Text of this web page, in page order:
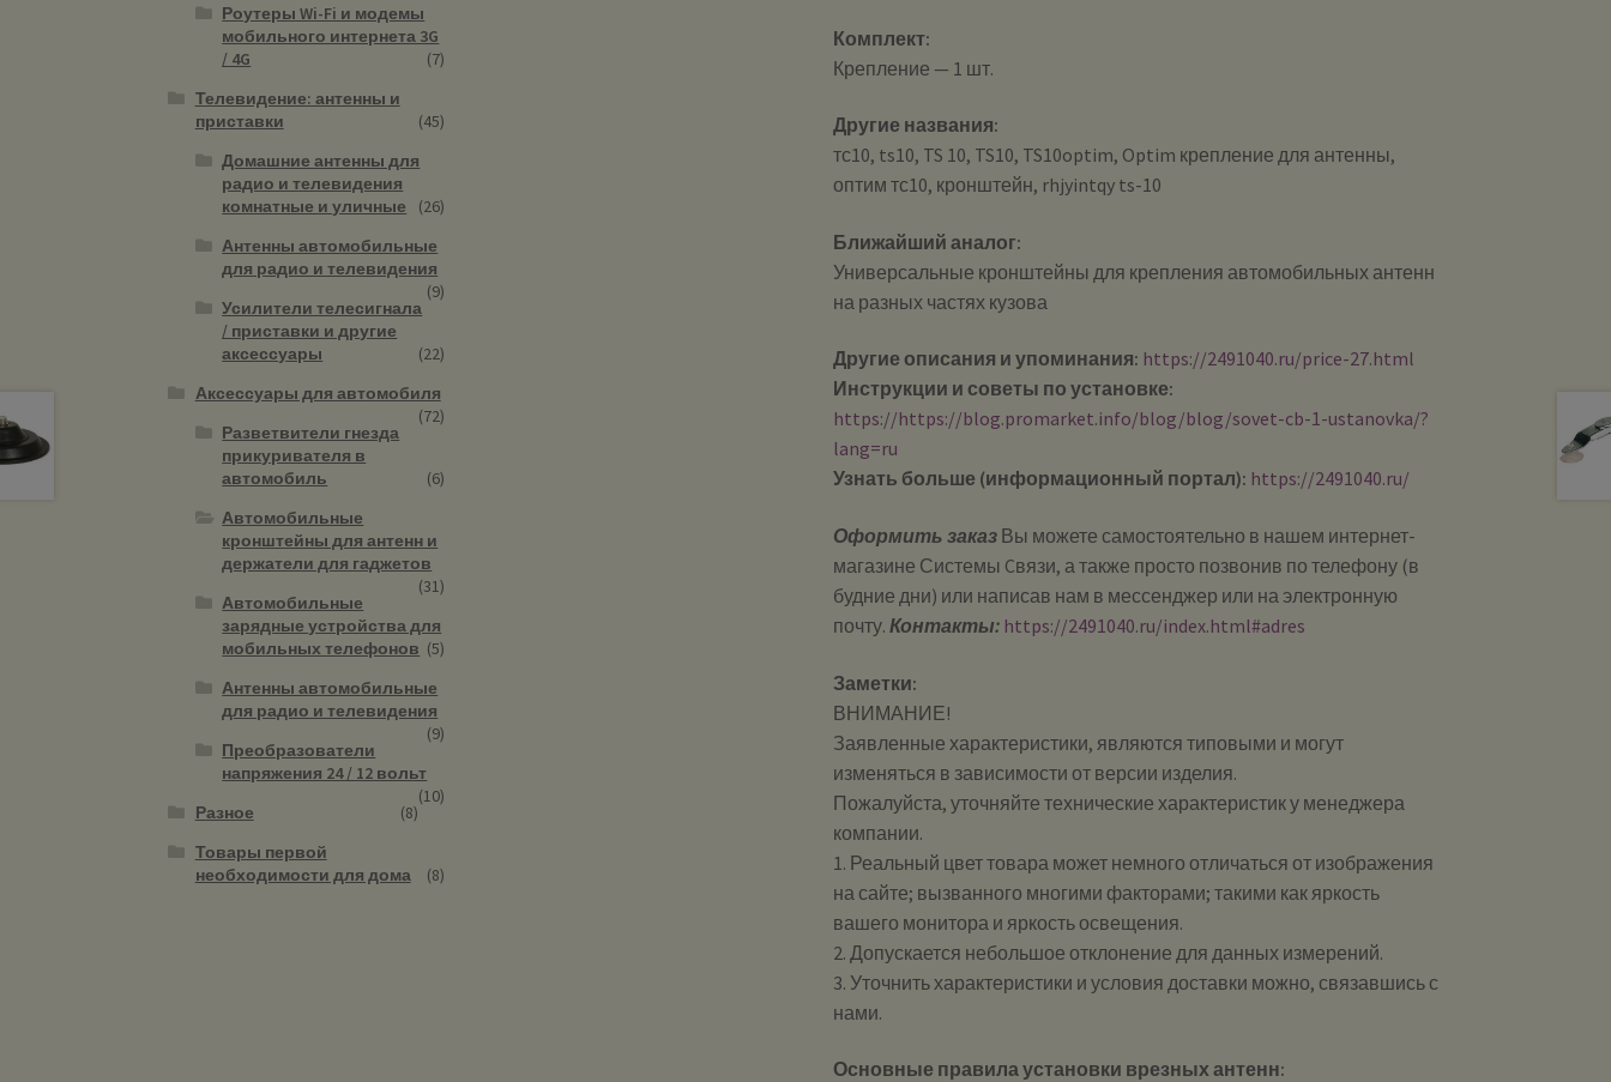
Комплект:
Крепление — 1 шт.
Другие названия:
тс10, ts10, TS 10, TS10, TS10optim, Optim крепление для антенны,
оптим тс10, кронштейн, rhjyintqy ts-10
Ближайший аналог:
Универсальные кронштейны для крепления автомобильных антенн
на разных частях кузова
Другие описания и упоминания: https://2491040.ru/price-27.html
Инструкции и советы по установке:
https://https://blog.promarket.info/blog/blog/sovet-cb-1-ustanovka/?
lang=ru
Узнать больше (информационный портал): https://2491040.ru/
Оформить заказ Вы можете самостоятельно в нашем интернет-
магазине Системы Cвязи, а также просто позвонив по телефону (в
будние дни) или написав нам в мессенджер или на электронную
почту.Контакты: https://2491040.ru/index.html#adres
Заметки:
ВНИМАНИЕ!
Заявленные характеристики, являются типовыми и могут
изменяться в зависимости от версии изделия.
Пожалуйста, уточняйте технические характеристик у менеджера
компании.
1. Реальный цвет товара может немного отличаться от изображения
на сайте; вызванного многими факторами; такими как яркость
вашего монитора и яркость освещения.
2. Допускается небольшое отклонение для данных измерений.
3. Уточнить характеристики и условия доставки можно, связавшись с
нами.
Основные правила установки врезных антенн:
Роутеры Wi-Fi и модемы
мобильного интернета 3G
/ 4G
(7)
Телевидение: антенны и
приставки
(45)
Домашние антенны для
радио и телевидения
комнатные и уличные
(26)
Антенны автомобильные
для радио и телевидения
(9)
Усилители телесигнала
/ приставки и другие
аксессуары
(22)
Аксессуары для автомобиля
(72)
Разветвители гнезда
прикуривателя в
автомобиль
(6)
Автомобильные
кронштейны для антенн и
держатели для гаджетов
(31)
Автомобильные
зарядные устройства для
мобильных телефонов (5)
Антенны автомобильные
для радио и телевидения
(9)
Преобразователи
напряжения 24 / 12 вольт
(10)
Разное
(8)
Товары первой
необходимости для дома
(8)